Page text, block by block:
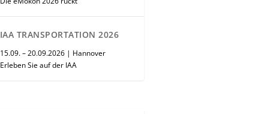
IAA TRANSPORTATION 2026
15.09. – 20.09.2026 | Hannover
Erleben Sie auf der IAA